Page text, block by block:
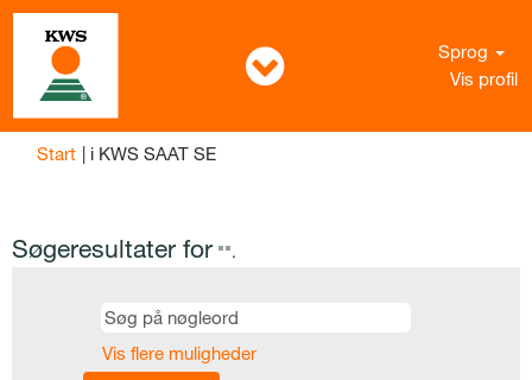
Sprog
Vis profil
Start | i KWS SAAT SE(aktuel
Søgeresultater for "".
Vis flere muligheder